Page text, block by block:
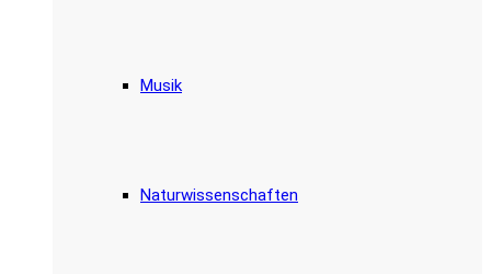
Musik
Naturwissenschaften